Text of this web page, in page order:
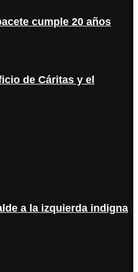
cumple 20 años
de Cáritas y el
a la izquierda indigna